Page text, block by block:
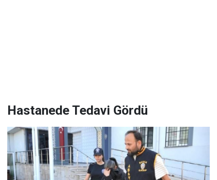
Hastanede Tedavi Gördü